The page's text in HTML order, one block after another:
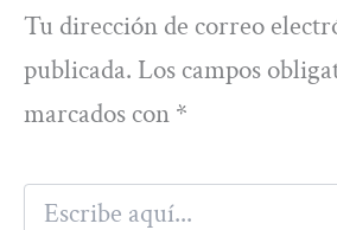
Tu dirección de correo
publicada. Los campos
marcados con *
Escribe
aquí...